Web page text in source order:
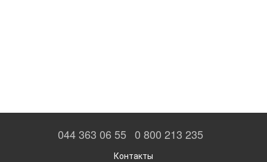
044 363 06 55 0 800 213 235
Контакты